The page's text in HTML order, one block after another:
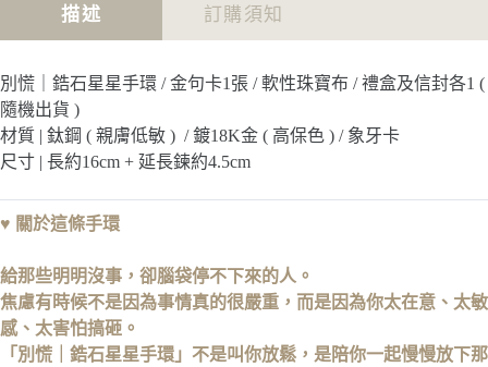
小
意
金
句
卡
金
句
描述 訂購須知
別慌｜鋯石星星手環 / 金句卡1張 / 軟性珠寶布 / 禮盒及信封各1 (
隨機出貨 )
材質 | 鈦鋼 ( 親膚低敏 ) / 鍍18K金 ( 高保色 ) / 象牙卡
尺寸 | 長約16cm + 延長鍊約4.5cm
♥ 關於這條手環
給那些明明沒事，卻腦袋停不下來的人。
焦慮有時候不是因為事情真的很嚴重，而是因為你太在意、太敏
感、太害怕搞砸。
「別慌｜鋯石星星手環」不是叫你放鬆，是陪你一起慢慢放下那